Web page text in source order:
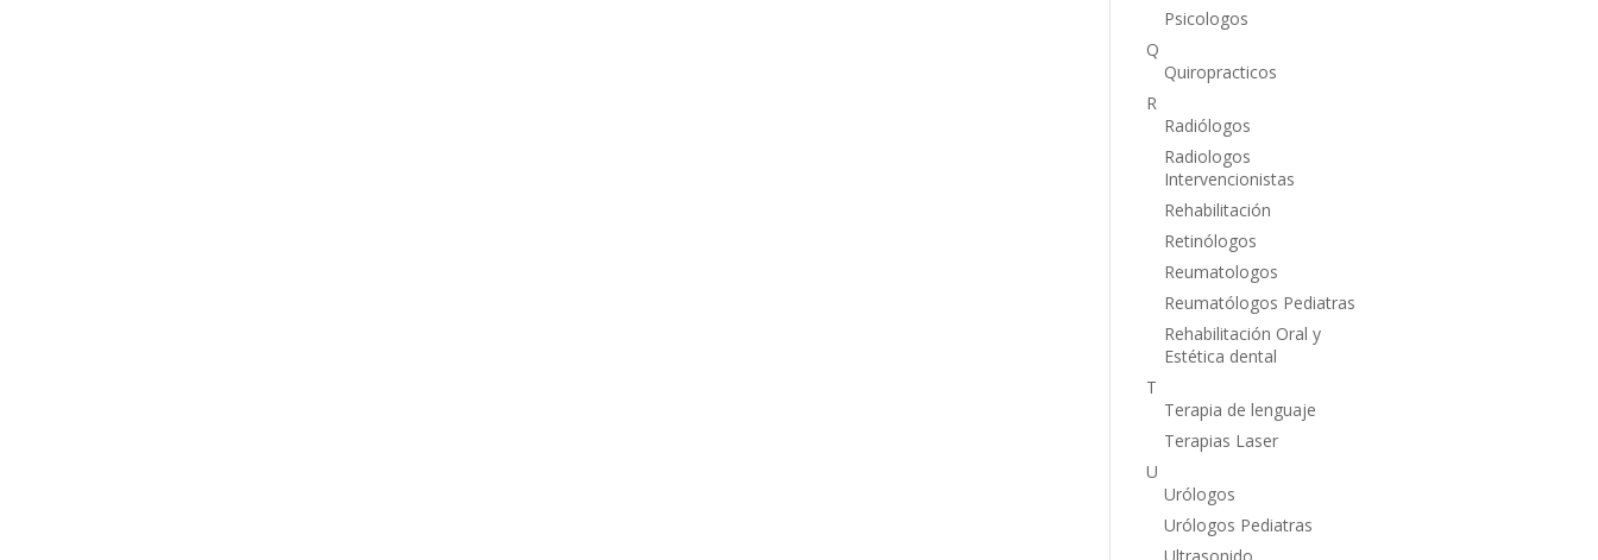
Psicologos
Q
Quiropracticos
R
Radiólogos
Radiologos
Intervencionistas
Rehabilitación
Retinólogos
Reumatologos
Reumatólogos Pediatras
Rehabilitación Oral y
Estética dental
T
Terapia de lenguaje
Terapias Laser
U
Urólogos
Urólogos Pediatras
Ultrasonido